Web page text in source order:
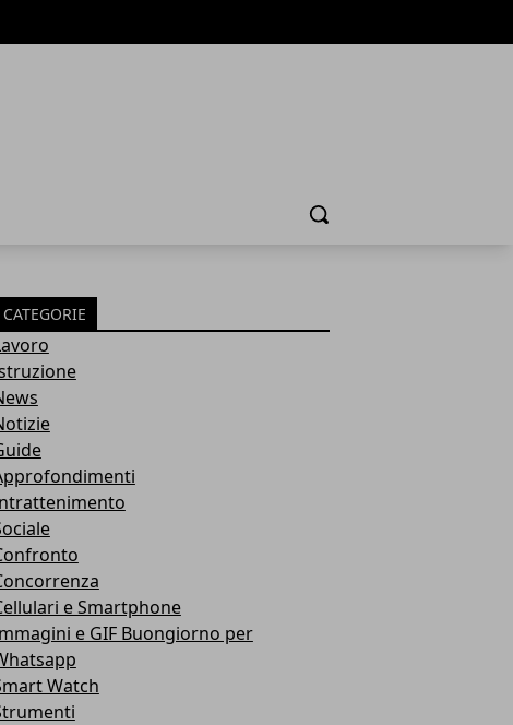
Cerca
CATEGORIE
e Smartphone
e GIF Buongiorno per
Watch